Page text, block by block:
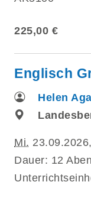
225,00 €
Englisch
Helen
Mi.
Dauer: 12